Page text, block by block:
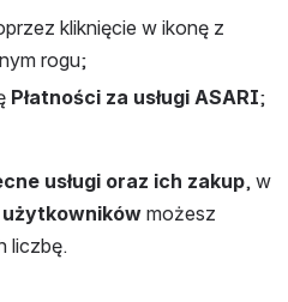
kliknięcie w ikonę z
rogu;
Płatności za usługi ASARI;
usługi oraz ich zakup, w
możesz
liczbę.